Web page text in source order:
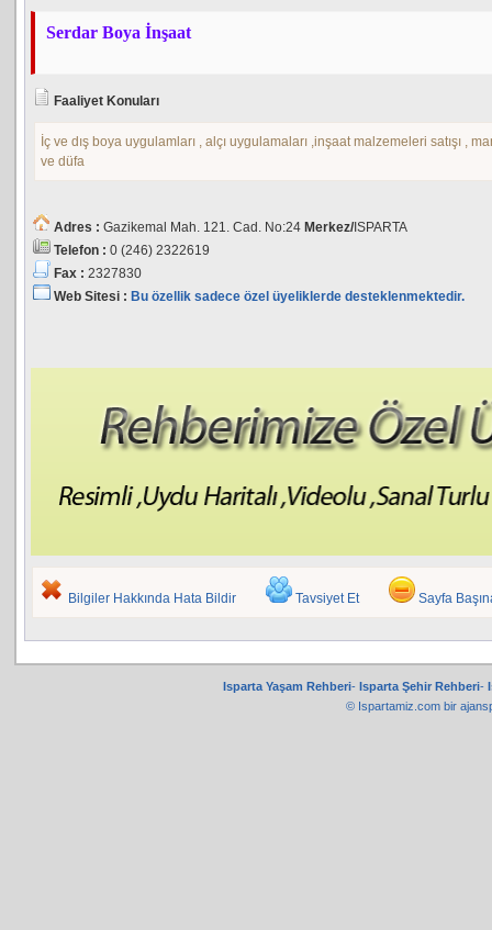
Serdar Boya İnşaat
Faaliyet Konuları
İç ve dış boya uygulamları , alçı uygulamaları ,inşaat malzemeleri satışı ,
ve düfa
Adres : Gazikemal Mah. 121. Cad. No:24 Merkez/ ISPARTA
Telefon : 0 (246) 2322619
Fax : 2327830
Web Sitesi : Bu özellik sadece özel üyeliklerde desteklenmektedir.
Bilgiler Hakkında Hata Bildir Tavsiyet Et Sayfa
Isparta Yaşam Rehberi- Isparta Şehir Rehberi-
© Ispartamiz.com bir